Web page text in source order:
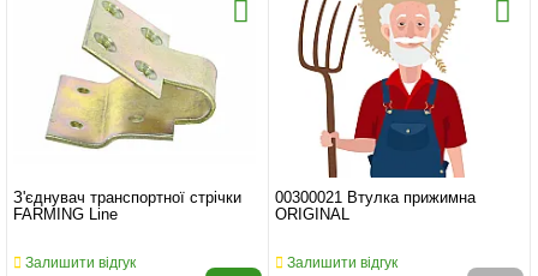
З'єднувач транспортної стрічки
FARMING Line
Залишити відгук
00300021 Втулка прижимна
ORIGINAL
Залишити відгук